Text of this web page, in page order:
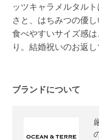
ッツキャラメルタル
さと、はちみつの優
食べやすいサイズ感
り。結婚祝いのお返
ブランドについて